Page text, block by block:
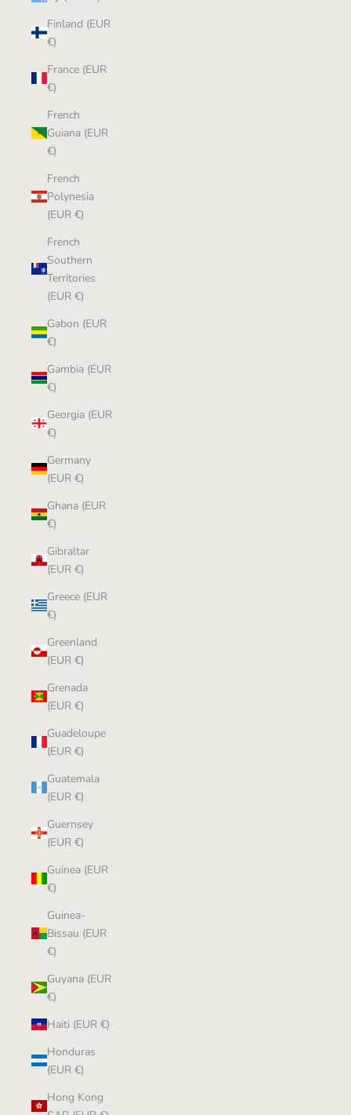
Finland (EUR
€)
France (EUR
€)
French
Guiana (EUR
€)
French
Polynesia
(EUR €)
French
Southern
Territories
(EUR €)
Gabon (EUR
€)
Gambia (EUR
€)
Georgia (EUR
€)
Germany
(EUR €)
Ghana (EUR
€)
Gibraltar
(EUR €)
Greece (EUR
€)
Greenland
(EUR €)
Grenada
(EUR €)
Guadeloupe
(EUR €)
Guatemala
(EUR €)
Guernsey
(EUR €)
Guinea (EUR
€)
Guinea-
Bissau (EUR
€)
Guyana (EUR
€)
Haiti (EUR €)
Honduras
(EUR €)
Hong Kong